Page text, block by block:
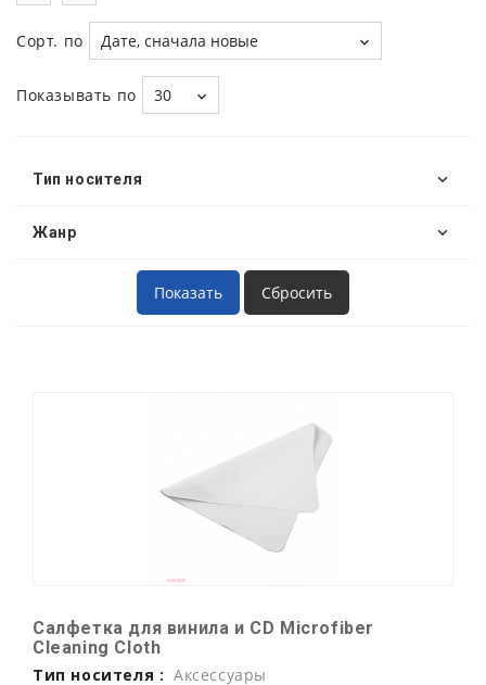
Сорт. по Дате, сначала новые
Показывать по 30
Тип носителя
Жанр
Салфетка для винила и CD Microfiber
Cleaning Cloth
Тип носителя : Аксессуары